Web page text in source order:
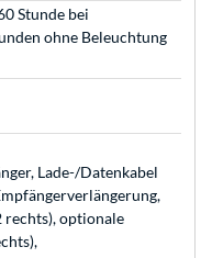
Stunde bei
ohne Beleuchtung
Lade-/Datenkabel
rechts), optionale